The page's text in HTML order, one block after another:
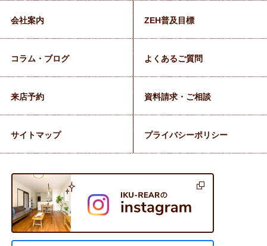
会社案内 ZEH普及目標
コラム・ブログ よくあるご質問
来店予約 資料請求・ご相談
サイトマップ プライバシーポリシー